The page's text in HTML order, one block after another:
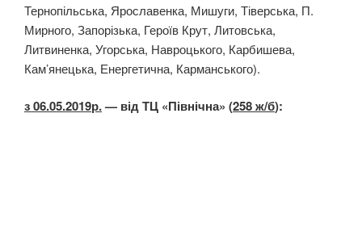
Тернопільська, Ярославенка, Мишуги, Тіверська, П.
Мирного, Запорізька, Героїв Крут, Литовська,
Литвиненка, Угорська, Навроцького, Карбишева,
Кам’янецька, Енергетична, Карманського).
з 06.05.2019р.— від ТЦ «Північна» (258 ж/б):